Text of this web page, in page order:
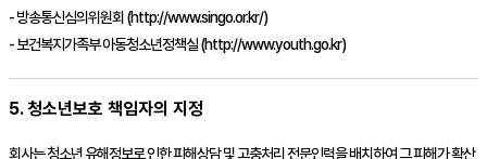
- 방송통신심의위원회 (http://www.singo.or.kr/)
- 보건복지가족부 아동청소년정책실 (http://www.youth.go.kr)
5. 청소년보호 책임자의 지정
회사는 청소년 유해정보로 인한 피해상담 및 고충처리 전문인력을 배치하여 그 피해가 확산